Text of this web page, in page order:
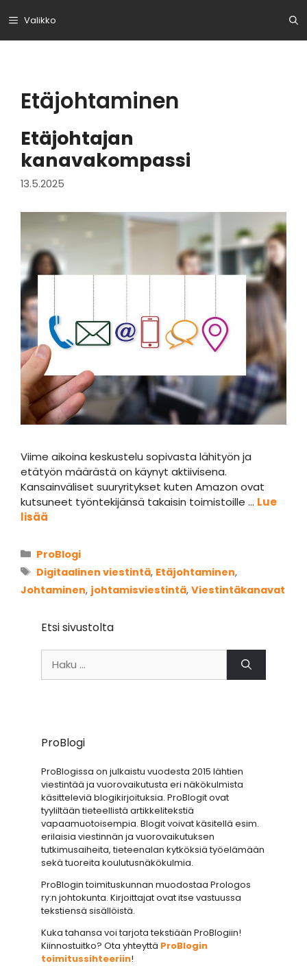
sisältöön
Valikko
Etäjohtaminen
Etäjohtajan
kanavakompassi
13.5.2025
Viime aikoina keskustelu sopivasta lähityön ja
etätyön määrästä on käynyt aktiivisena.
Kansainväliset suuryritykset kuten Amazon ovat
kutsuneet työntekijänsä takaisin toimistoille … Lue
lisää
Kategoriat
ProBlogi
Avainsanat
Digitaalinen viestintä, Etäjohtaminen,
Johtaminen, johtamisviestintä, Viestintäkanavat
Etsi sivustolta
ProBlogi
ProBlogissa on julkaistu vuodesta 2015 lähtien
viestintää ja vuorovaikutusta eri näkökulmista
käsitteleviä blogikirjoituksia. ProBlogit ovat
tyyliltään tieteellistä artikkelitekstiä
vapaamuotoisempia. Blogit voivat käsitellä esim.
erilaisia viestinnän ja vuorovaikutuksen
tutkimusaiheita, tieteenalan kytköksiä työelämään
sekä tuoreita koulutusnäkökulmia.
ProBlogin toimituskunnan muodostaa Prologos
ry:n johtokunta. Kirjoittajat ovat itse vastuussa
tekstiensä sisällöistä.
Kuka tahansa voi tarjota tekstiään ProBlogiin!
Kiinnostuitko? Ota yhteyttä ProBlogin
toimitussihteeriin!